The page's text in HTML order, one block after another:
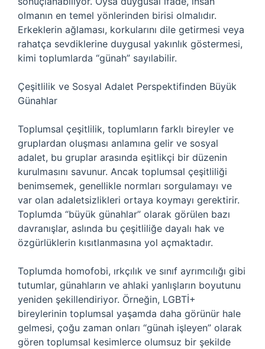
olmanın en temel yönlerinden birisi olmalıdır.
Erkeklerin ağlaması, korkularını dile getirmesi veya
rahatça sevdiklerine duygusal yakınlık göstermesi,
kimi toplumlarda “günah” sayılabilir.
Çeşitlilik ve Sosyal Adalet Perspektifinden Büyük
Günahlar
Toplumsal çeşitlilik, toplumların farklı bireyler ve
gruplardan oluşması anlamına gelir ve sosyal
adalet, bu gruplar arasında eşitlikçi bir düzenin
kurulmasını savunur. Ancak toplumsal çeşitliliği
benimsemek, genellikle normları sorgulamayı ve
var olan adaletsizlikleri ortaya koymayı gerektirir.
Toplumda “büyük günahlar” olarak görülen bazı
davranışlar, aslında bu çeşitliliğe dayalı hak ve
özgürlüklerin kısıtlanmasına yol açmaktadır.
Toplumda homofobi, ırkçılık ve sınıf ayrımcılığı gibi
tutumlar, günahların ve ahlaki yanlışların boyutunu
yeniden şekillendiriyor. Örneğin, LGBTİ+
bireylerinin toplumsal yaşamda daha görünür hale
gelmesi, çoğu zaman onları “günah işleyen” olarak
gören toplumsal kesimlerce olumsuz bir şekilde